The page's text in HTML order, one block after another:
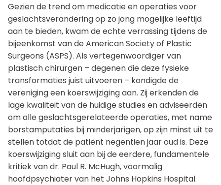
Gezien de trend om medicatie en operaties voor
geslachtsverandering op zo jong mogelijke leeftijd
aan te bieden, kwam de echte verrassing tijdens de
bijeenkomst van de American Society of Plastic
Surgeons (ASPS). Als vertegenwoordiger van
plastisch chirurgen – degenen die deze fysieke
transformaties juist uitvoeren – kondigde de
vereniging een koerswijziging aan. Zij erkenden de
lage kwaliteit van de huidige studies en adviseerden
om alle geslachtsgerelateerde operaties, met name
borstamputaties bij minderjarigen, op zijn minst uit te
stellen totdat de patiënt negentien jaar oud is. Deze
koerswijziging sluit aan bij de eerdere, fundamentele
kritiek van dr. Paul R. McHugh, voormalig
hoofdpsychiater van het Johns Hopkins Hospital.